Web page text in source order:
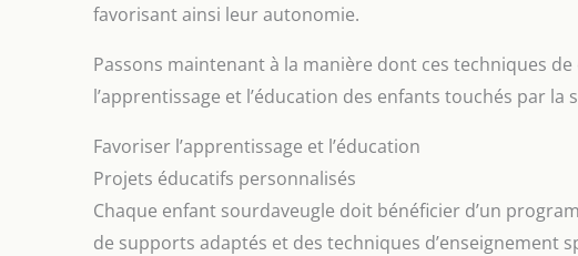
favorisant ainsi leur autonomie.
Passons maintenant à la manière dont ces techniques
l’apprentissage et l’éducation des enfants touchés par la
Favoriser l’apprentissage et l’éducation
Projets éducatifs personnalisés
Chaque enfant sourdaveugle doit bénéficier d’un
de supports adaptés et des techniques d’enseignement